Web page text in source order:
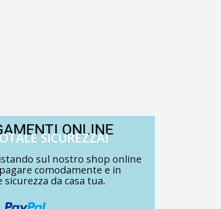
ONLINE
SICUREZZA!
sul nostro shop online
comodamente e in
sicurezza da casa tua.